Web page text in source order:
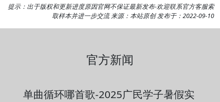
提示：出于版权和更新进度原因官网不保证最新发布-欢迎联系官方客服索
取样本并进一步交流 来源：本站原创 发布于：2022-09-10
官方新闻
单曲循环哪首歌-2025广民学子暑假实